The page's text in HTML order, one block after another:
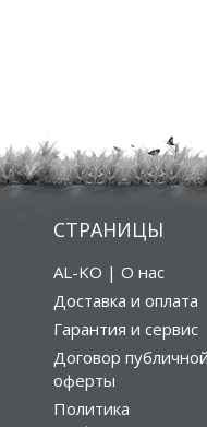
СТРАНИЦЫ
AL-KO | О нас
Доставка и оплата
Гарантия и сервис
Договор публичной
оферты
Политика